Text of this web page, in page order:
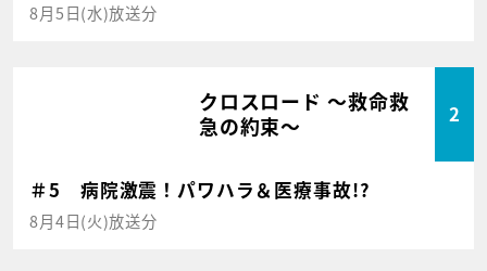
8月5日(水)放送分
クロスロード ～救命救
急の約束～
2
＃5 病院激震！パワハラ＆医療事故!?
8月4日(火)放送分